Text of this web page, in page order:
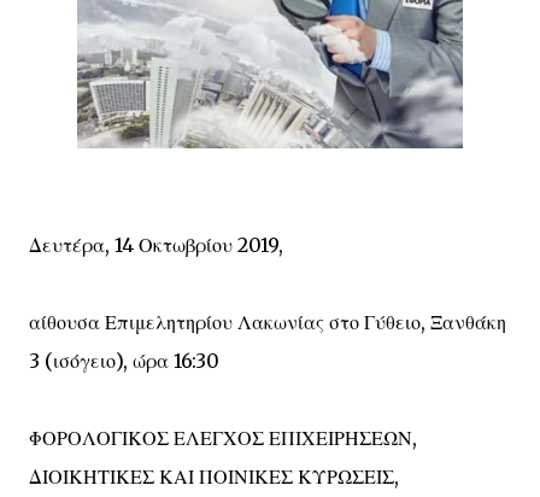
Δευτέρα, 14 Οκτωβρίου 2019,
αίθουσα Επιμελητηρίου Λακωνίας στο Γύθειο, Ξανθάκη
3 (ισόγειο), ώρα 16:30
ΦΟΡΟΛΟΓΙΚΟΣ ΕΛΕΓΧΟΣ ΕΠΙΧΕΙΡΗΣΕΩΝ,
ΔΙΟΙΚΗΤΙΚΕΣ ΚΑΙ ΠΟΙΝΙΚΕΣ ΚΥΡΩΣΕΙΣ,